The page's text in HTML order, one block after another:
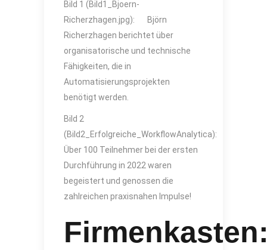
Bild 1 (Bild1_Bjoern-
Richerzhagen.jpg): Björn
Richerzhagen berichtet über
organisatorische und technische
Fähigkeiten, die in
Automatisierungsprojekten
benötigt werden.
Bild 2
(Bild2_Erfolgreiche_WorkflowAnalytica):
Über 100 Teilnehmer bei der ersten
Durchführung in 2022 waren
begeistert und genossen die
zahlreichen praxisnahen Impulse!